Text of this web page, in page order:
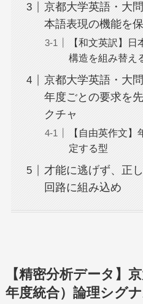
京都大学英語・大
本語表現の機能を
【和文英訳】
構造を組み替え
京都大学英語・大
年度ごとの要求を
クチャ
【自由英作文
定する型
才能に逃げず、正
回路に組み込め
【精密分析データ】
年度統合）論理シグ